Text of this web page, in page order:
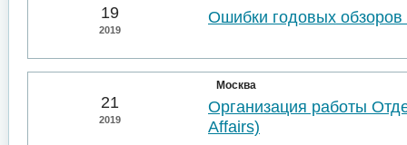
19
2019
Ошибки годовых обзоров
21
2019
Москва
Организация работы
Affairs)